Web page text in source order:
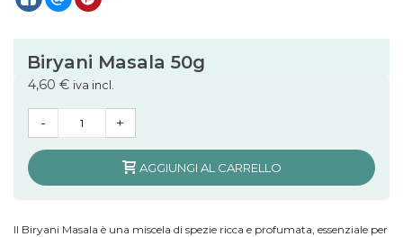
Biryani Masala 50g
4,60 € iva incl.
- +
AGGIUNGI AL CARRELLO
Il Biryani Masala è una miscela di spezie ricca e profumata, essenziale per